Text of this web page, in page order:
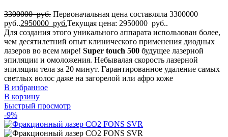
3300000руб. Первоначальная цена составляла 3300000
руб..2950000 руб.Текущая цена: 2950000 руб..
Для создания этого уникального аппарата использован более,
чем десятилетний опыт клинического применения диодных
лазеров во всем мире! Super touch 500 будущее лазерной
эпиляции и омоложения. Небывалая скорость лазерной
эпиляции тела за 20 минут. Гарантированное удаление самых
светлых волос даже на загорелой или афро коже
В избранное
В корзину
Быстрый просмотр
-9%